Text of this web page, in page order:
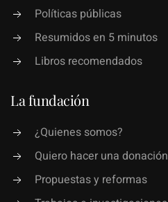
Políticas públicas
Resumidos en 5 minutos
Libros recomendados
La fundación
¿Quienes somos?
Quiero hacer una donación
Propuestas y reformas